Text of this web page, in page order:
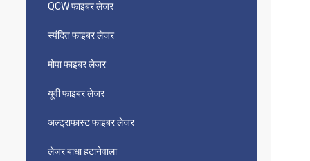
QCW फाइबर लेजर
स्पंदित फाइबर लेजर
मोपा फाइबर लेजर
यूवी फाइबर लेजर
अल्ट्राफास्ट फाइबर लेजर
लेजर बाधा हटानेवाला